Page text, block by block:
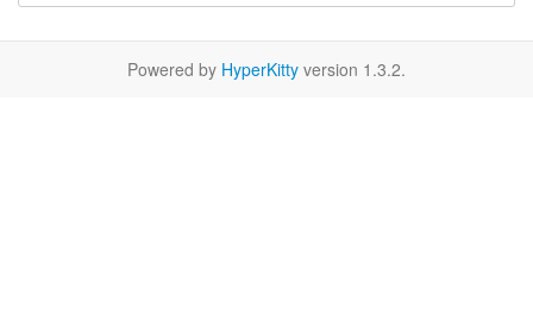
Powered by HyperKitty version 1.3.2.